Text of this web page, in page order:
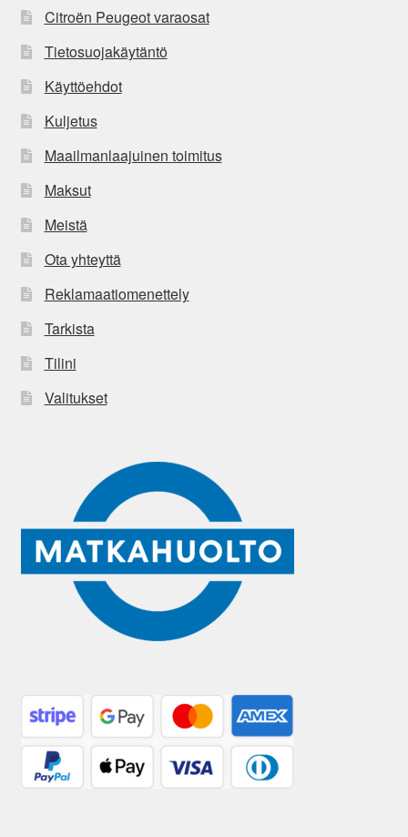
Citroën Peugeot varaosat
Tietosuojakäytäntö
Käyttöehdot
Kuljetus
Maailmanlaajuinen toimitus
Maksut
Meistä
Ota yhteyttä
Reklamaatiomenettely
Tarkista
Tilini
Valitukset